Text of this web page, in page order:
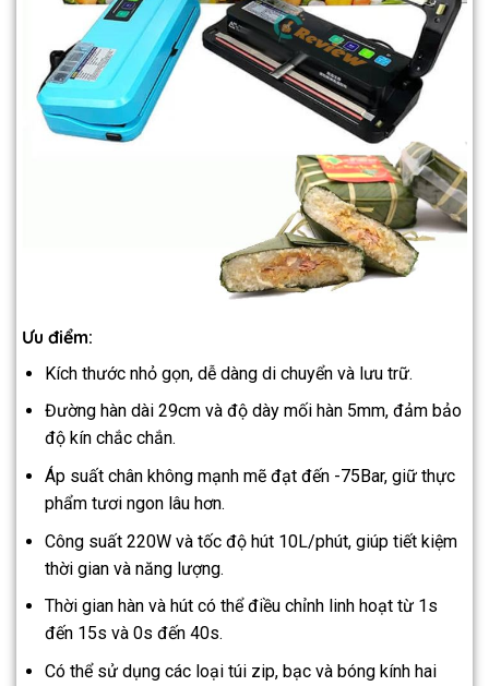
Ưu điểm:
Kích thước nhỏ gọn, dễ dàng di chuyển và lưu trữ.
Đường hàn dài 29cm và độ dày mối hàn 5mm, đảm bảo
độ kín chắc chắn.
Áp suất chân không mạnh mẽ đạt đến -75Bar, giữ thực
phẩm tươi ngon lâu hơn.
Công suất 220W và tốc độ hút 10L/phút, giúp tiết kiệm
thời gian và năng lượng.
Thời gian hàn và hút có thể điều chỉnh linh hoạt từ 1s
đến 15s và 0s đến 40s.
Có thể sử dụng các loại túi zip, bạc và bóng kính hai